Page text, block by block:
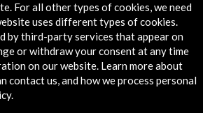
and Diamonds
For all other types of cookies, we need
uses different types of cookies.
by third-party services that appear on
or withdraw your consent at any time
on our website. Learn more about
contact us, and how we process personal